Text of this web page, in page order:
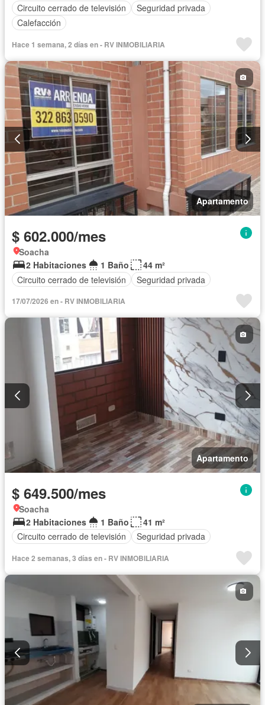
Circuito cerrado de televisión
Seguridad privada
Calefacción
Hace 1 semana, 2 días en - RV INMOBILIARIA
Apartamento
$ 602.000/mes
Soacha
2 Habitaciones
1 Baño
44 m²
Circuito cerrado de televisión
Seguridad privada
17/07/2026 en - RV INMOBILIARIA
Apartamento
$ 649.500/mes
Soacha
2 Habitaciones
1 Baño
41 m²
Circuito cerrado de televisión
Seguridad privada
Hace 2 semanas, 3 días en - RV INMOBILIARIA